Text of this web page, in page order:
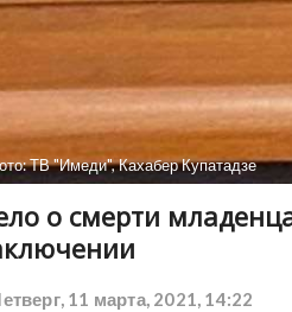
ТВ "Имеди", Кахабер Купатадзе
о смерти
11 марта, 2021, 14:22